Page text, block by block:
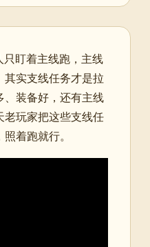
盯着主线跑，主线
实支线任务才是拉
装备好，还有主线
玩家把这些支线任
着跑就行。